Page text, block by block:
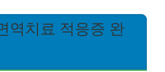
역치료 적응증 완